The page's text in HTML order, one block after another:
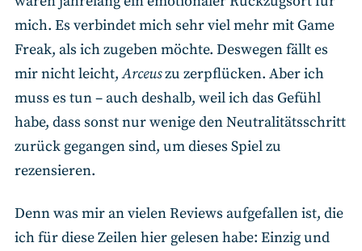
mich. Es verbindet mich sehr viel mehr mit Game
Freak, als ich zugeben möchte. Deswegen fällt es
mir nicht leicht,Arceuszu zerpflücken. Aber ich
muss es tun – auch deshalb, weil ich das Gefühl
habe, dass sonst nur wenige den Neutralitätsschritt
zurück gegangen sind, um dieses Spiel zu
rezensieren.
Denn was mir an vielen Reviews aufgefallen ist, die
ich für diese Zeilen hier gelesen habe: Einzig und